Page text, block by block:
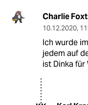
Charlie
10.12.2020,
Ich wurde
jedem auf
ist Dinka für